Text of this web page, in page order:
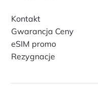
Kontakt
Gwarancja Ceny
eSIM promo
Rezygnacje